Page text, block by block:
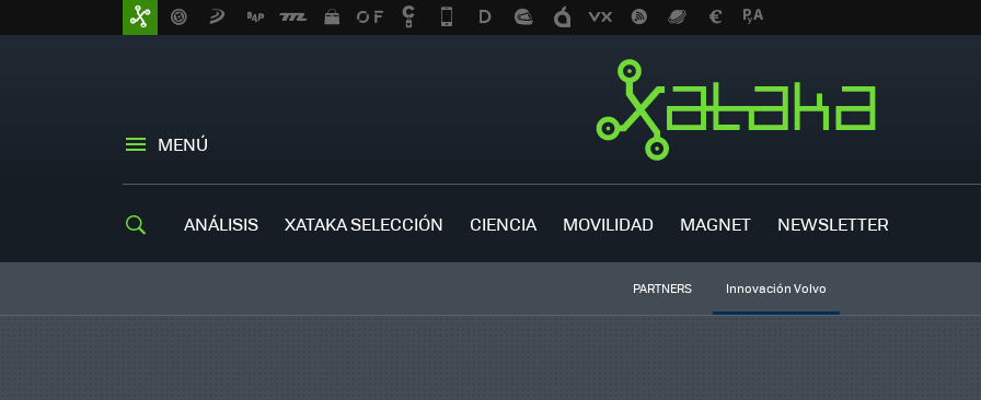
MENÚ
ANÁLISIS XATAKA SELECCIÓN CIENCIA MOVILIDAD MAGNET NEWSLETTER
PARTNERS Innovación Volvo